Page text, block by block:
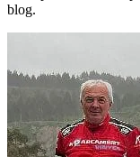
blog.